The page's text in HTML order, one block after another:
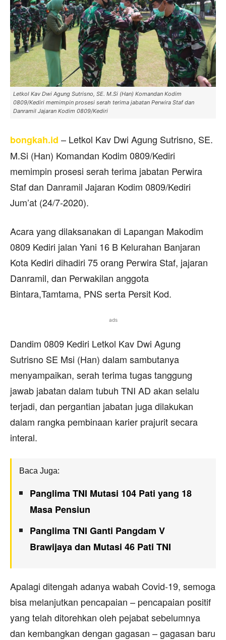
Letkol Kav Dwi Agung Sutrisno, SE. M.Si (Han) Komandan Kodim
0809/Kediri memimpin prosesi serah terima jabatan Perwira Staf dan
Danramil Jajaran Kodim 0809/Kediri
bongkah.id – Letkol Kav Dwi Agung Sutrisno, SE.
M.Si (Han) Komandan Kodim 0809/Kediri
memimpin prosesi serah terima jabatan Perwira
Staf dan Danramil Jajaran Kodim 0809/Kediri
Jum’at (24/7-2020).
Acara yang dilaksanakan di Lapangan Makodim
0809 Kediri jalan Yani 16 B Kelurahan Banjaran
Kota Kediri dihadiri 75 orang Perwira Staf, jajaran
Danramil, dan Perwakilan anggota
Bintara,Tamtama, PNS serta Persit Kod.
ads
Dandim 0809 Kediri Letkol Kav Dwi Agung
Sutrisno SE Msi (Han) dalam sambutanya
menyampaikan, serah terima tugas tanggung
jawab jabatan dalam tubuh TNI AD akan selalu
terjadi, dan pergantian jabatan juga dilakukan
dalam rangka pembinaan karier prajurit secara
interal.
Baca Juga:
Panglima TNI Mutasi 104 Pati yang 18
Masa Pensiun
Panglima TNI Ganti Pangdam V
Brawijaya dan Mutasi 46 Pati TNI
Apalagi ditengah adanya wabah Covid-19, semoga
bisa melanjutkan pencapaian – pencapaian positif
yang telah ditorehkan oleh pejabat sebelumnya
dan kembangkan dengan gagasan – gagasan baru